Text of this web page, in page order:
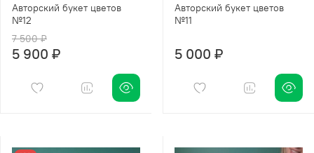
Авторский букет цветов
№12
7 500 ₽
5 900 ₽
Авторский букет цветов
№11
5 000 ₽